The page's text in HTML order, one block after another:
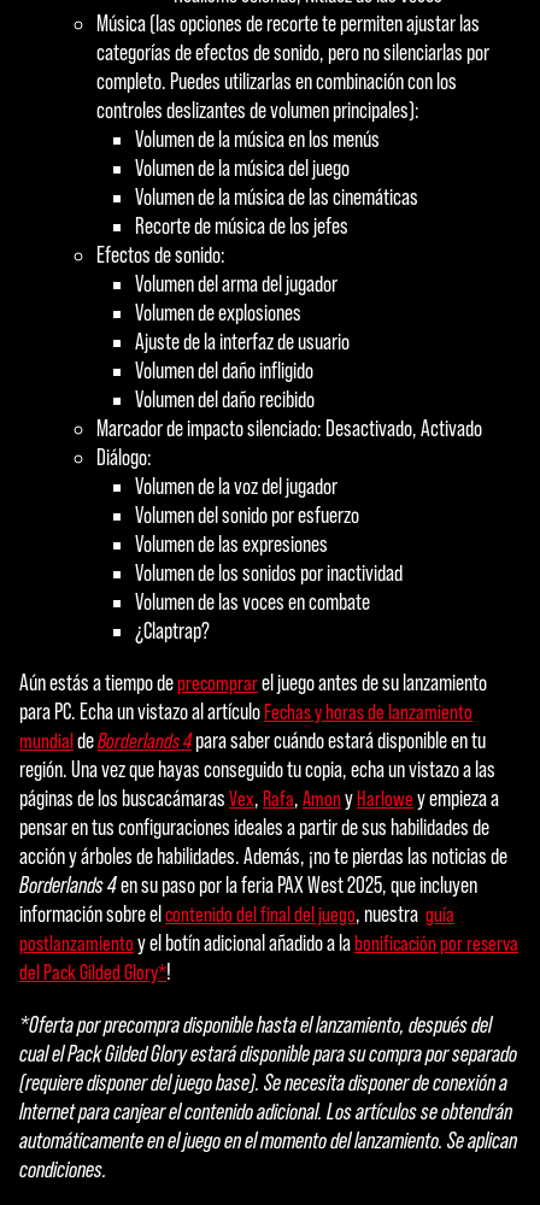
Música (las opciones de recorte te permiten ajustar las
categorías de efectos de sonido, pero no silenciarlas por
completo. Puedes utilizarlas en combinación con los
controles deslizantes de volumen principales):
Volumen de la música en los menús
Volumen de la música del juego
Volumen de la música de las cinemáticas
Recorte de música de los jefes
Efectos de sonido:
Volumen del arma del jugador
Volumen de explosiones
Ajuste de la interfaz de usuario
Volumen del daño infligido
Volumen del daño recibido
Marcador de impacto silenciado: Desactivado, Activado
Diálogo:
Volumen de la voz del jugador
Volumen del sonido por esfuerzo
Volumen de las expresiones
Volumen de los sonidos por inactividad
Volumen de las voces en combate
¿Claptrap?
Aún estás a tiempo deprecomprarel juego antes de su lanzamiento
para PC. Echa un vistazo al artículo Fechas y horas de lanzamiento
mundial deBorderlands 4para saber cuándo estará disponible en tu
región. Una vez que hayas conseguido tu copia, echa un vistazo a las
páginas de los buscacámaras Vex, Rafa, Amony Harlowe y empieza a
pensar en tus configuraciones ideales a partir de sus habilidades de
acción y árboles de habilidades. Además, ¡no te pierdas las noticias de
Borderlands 4en su paso por la feria PAX West 2025, que incluyen
información sobre el contenido del final del juego, nuestra guía
postlanzamiento y el botín adicional añadido a la bonificación por reserva
del Pack Gilded Glory*!
*Oferta por precompra disponible hasta el lanzamiento, después del
cual el Pack Gilded Glory estará disponible para su compra por separado
(requiere disponer del juego base). Se necesita disponer de conexión a
Internet para canjear el contenido adicional. Los artículos se obtendrán
automáticamente en el juego en el momento del lanzamiento. Se aplican
condiciones.